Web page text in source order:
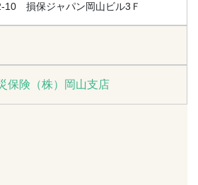
10 損保ジャパン岡山ビル3Ｆ
保険（株）岡山支店